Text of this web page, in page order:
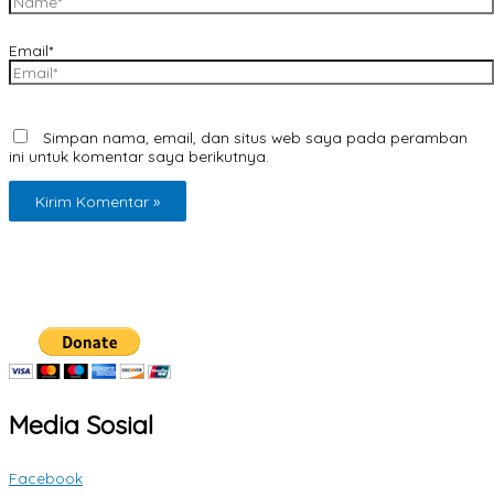
Email*
Simpan nama, email, dan situs web saya pada peramban
ini untuk komentar saya berikutnya.
Media Sosial
Facebook